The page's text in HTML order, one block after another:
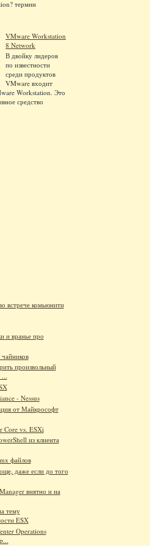
термин
VMware Workstation
8 Network
В двойку лидеров
по известности
среди продуктов
VMware входит
Workstation. Это
средство
встрече комьюнити
и вранье про
произвольный
...
- Nessus
от Майкрософт
Core vs. ESXi
из клиента
файлов
даже если до того
внятно и на
тему
ESX
Operations